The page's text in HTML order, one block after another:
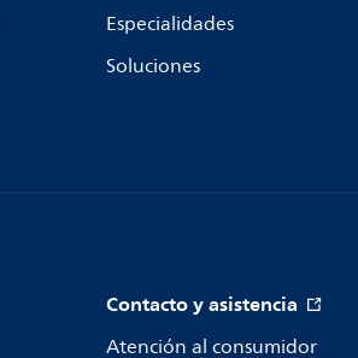
Especialidades
Soluciones
Contacto y asistencia
Atención al consumidor